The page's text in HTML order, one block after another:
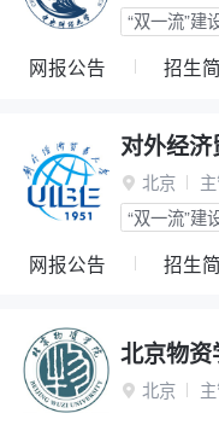
“双一流”建
网报公告 招生
对外经
 北京
“双一流”建
网报公告 招生
北京物资
 北京